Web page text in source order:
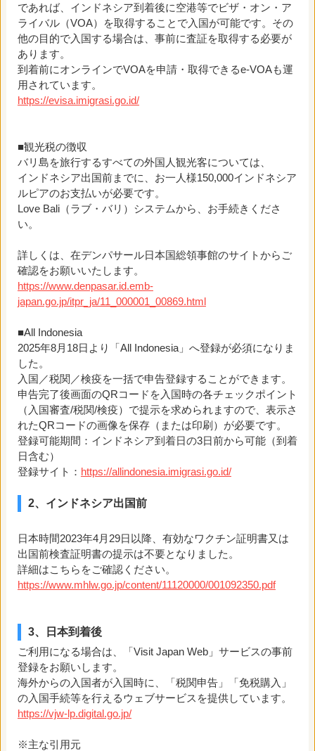
であれば、インドネシア到着後に空港等でビザ・オン・ア
ライバル（VOA）を取得することで入国が可能です。その
他の目的で入国する場合は、事前に査証を取得する必要が
あります。
到着前にオンラインでVOAを申請・取得できるe-VOAも運
用されています。
https://evisa.imigrasi.go.id/
■観光税の徴収
バリ島を旅行するすべての外国人観光客については、
インドネシア出国前までに、お一人様150,000インドネシア
ルピアのお支払いが必要です。
Love Bali（ラブ・バリ）システムから、お手続きくださ
い。
詳しくは、在デンパサール日本国総領事館のサイトからご
確認をお願いいたします。
https://www.denpasar.id.emb-
japan.go.jp/itpr_ja/11_000001_00869.html
■All Indonesia
2025年8月18日より「All Indonesia」へ登録が必須になりま
した。
入国／税関／検疫を一括で申告登録することができます。
申告完了後画面のQRコードを入国時の各チェックポイント
（入国審査/税関/検疫）で提示を求められますので、表示さ
れたQRコードの画像を保存（または印刷）が必要です。
登録可能期間：インドネシア到着日の3日前から可能（到着
日含む）
登録サイト： https://allindonesia.imigrasi.go.id/
2、インドネシア出国前
日本時間2023年4月29日以降、有効なワクチン証明書又は
出国前検査証明書の提示は不要となりました。
詳細はこちらをご確認ください。
https://www.mhlw.go.jp/content/11120000/001092350.pdf
3、日本到着後
ご利用になる場合は、「Visit Japan Web」サービスの事前
登録をお願いします。
海外からの入国者が入国時に、「税関申告」「免税購入」
の入国手続等を行えるウェブサービスを提供しています。
https://vjw-lp.digital.go.jp/
※主な引用元